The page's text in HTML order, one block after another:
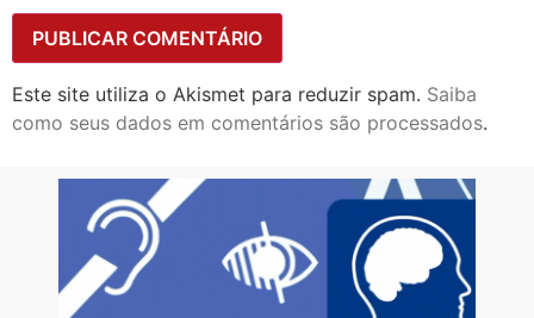
Este site utiliza o Akismet para reduzir spam. Saiba
como seus dados em comentários são processados.